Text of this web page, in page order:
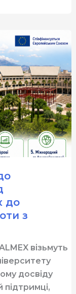
до
з
візьмуть
досвіду
підтримці,